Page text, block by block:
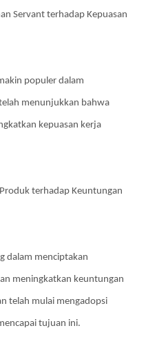
Servant terhadap Kepuasan
populer dalam
menunjukkan bahwa
kepuasan kerja
terhadap Keuntungan
dalam menciptakan
meningkatkan keuntungan
telah mulai mengadopsi
tujuan ini.